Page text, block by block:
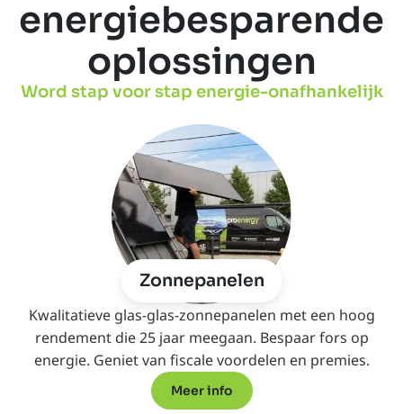
energiebesparende
oplossingen
Word stap voor stap energie-onafhankelijk
Zonnepanelen
Kwalitatieve glas-glas-zonnepanelen met een hoog
rendement die 25 jaar meegaan. Bespaar fors op
energie. Geniet van fiscale voordelen en premies.
Meer info